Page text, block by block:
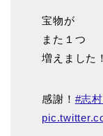
宝物が
また１つ
増えました！
感謝！ #志